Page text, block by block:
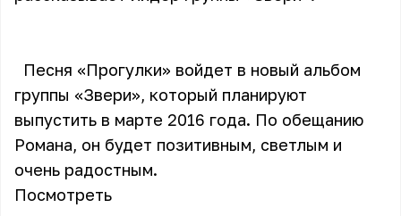
Песня «Прогулки» войдет в новый альбом
группы «Звери», который планируют
выпустить в марте 2016 года. По обещанию
Романа, он будет позитивным, светлым и
очень радостным.
Посмотреть